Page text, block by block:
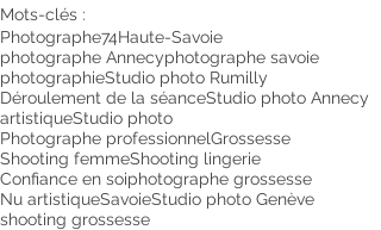
Mots-clés :
Photographe74Haute-Savoie
photographe Annecyphotographe savoie
photographieStudio photo Rumilly
Déroulement de la séanceStudio photo Annecy
artistiqueStudio photo
Photographe professionnelGrossesse
Shooting femmeShooting lingerie
Confiance en soiphotographe grossesse
Nu artistiqueSavoieStudio photo Genève
shooting grossesse